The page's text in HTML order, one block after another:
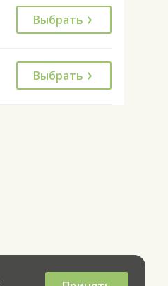
Выбрать
Выбрать